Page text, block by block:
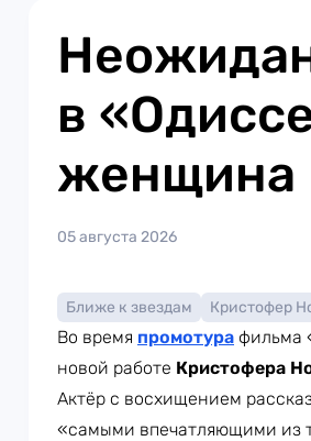
в
женщина
05 августа 2026
Ближе к звездам Кристофер
Во время промотура фильма
новой работе Кристофера
Актёр с восхищением
«самыми впечатляющими из